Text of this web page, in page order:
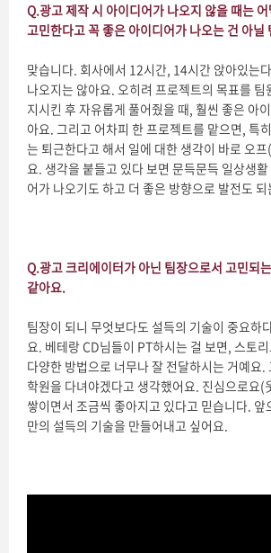
Q.광고 제작 시 아이디어가 나오지 않을 때는
고민한다고 꼭 좋은 아이디어가 나오는 건 아닐
맞습니다. 회사에서 12시간, 14시간 앉아있는
나오지는 않아요. 오히려 프로젝트의 목표를 팀
지시킨 후 자유롭게 풀어줬을 때, 훨씬 좋은 아
아요. 그리고 어차피 한 프로젝트를 맡으면, 특
는 퇴근한다고 해서 일에 대한 생각이 바로 오
요. 생각을 붙들고 있다 보면 문득문득 일상생
어가 나오기도 하고 더 좋은 방향으로 발전도
Q.광고 크리에이터가 아닌 팀장으로서 고민되
같아요.
팀장이 되니 무엇보다도 설득의 기술이 중요하
요. 베테랑 CD님들이 PT하시는 걸 보면, 스토
다양한 방법으로 너무나 잘 전달하시는 거예요.
학원을 다녀야겠다고 생각했어요. 진심으로요(
쌓이면서 조금씩 좋아지고 있다고 믿습니다. 앞
만의 설득의 기술을 만들어내고 싶어요.